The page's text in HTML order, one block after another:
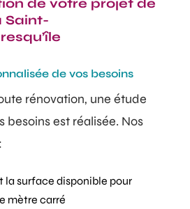
de votre projet de
Saint-
de vos besoins
rénovation, une étude
besoins est réalisée. Nos
la surface disponible pour
mètre carré